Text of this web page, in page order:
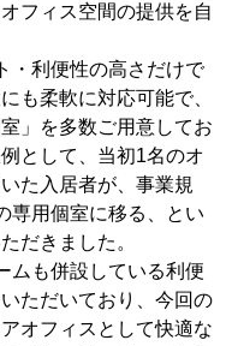
フィス空間の提供を自
・利便性の高さだけで
も柔軟に対応可能で、
」を多数ご用意してお
として、当初1名のオ
た入居者が、事業規
専用個室に移る、とい
だきました。
ムも併設している利便
ただいており、今回の
オフィスとして快適な